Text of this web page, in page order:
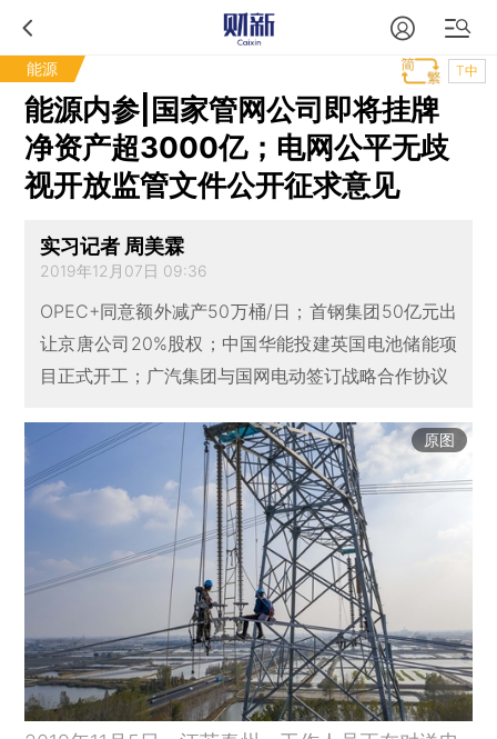
能源 T中
能源内参|国家管网公司即将挂牌
净资产超3000亿；电网公平无歧
视开放监管文件公开征求意见
实习记者 周美霖
2019年12月07日 09:36
OPEC+同意额外减产50万桶/日；首钢集团50亿元出
让京唐公司20%股权；中国华能投建英国电池储能项
目正式开工；广汽集团与国网电动签订战略合作协议
原图